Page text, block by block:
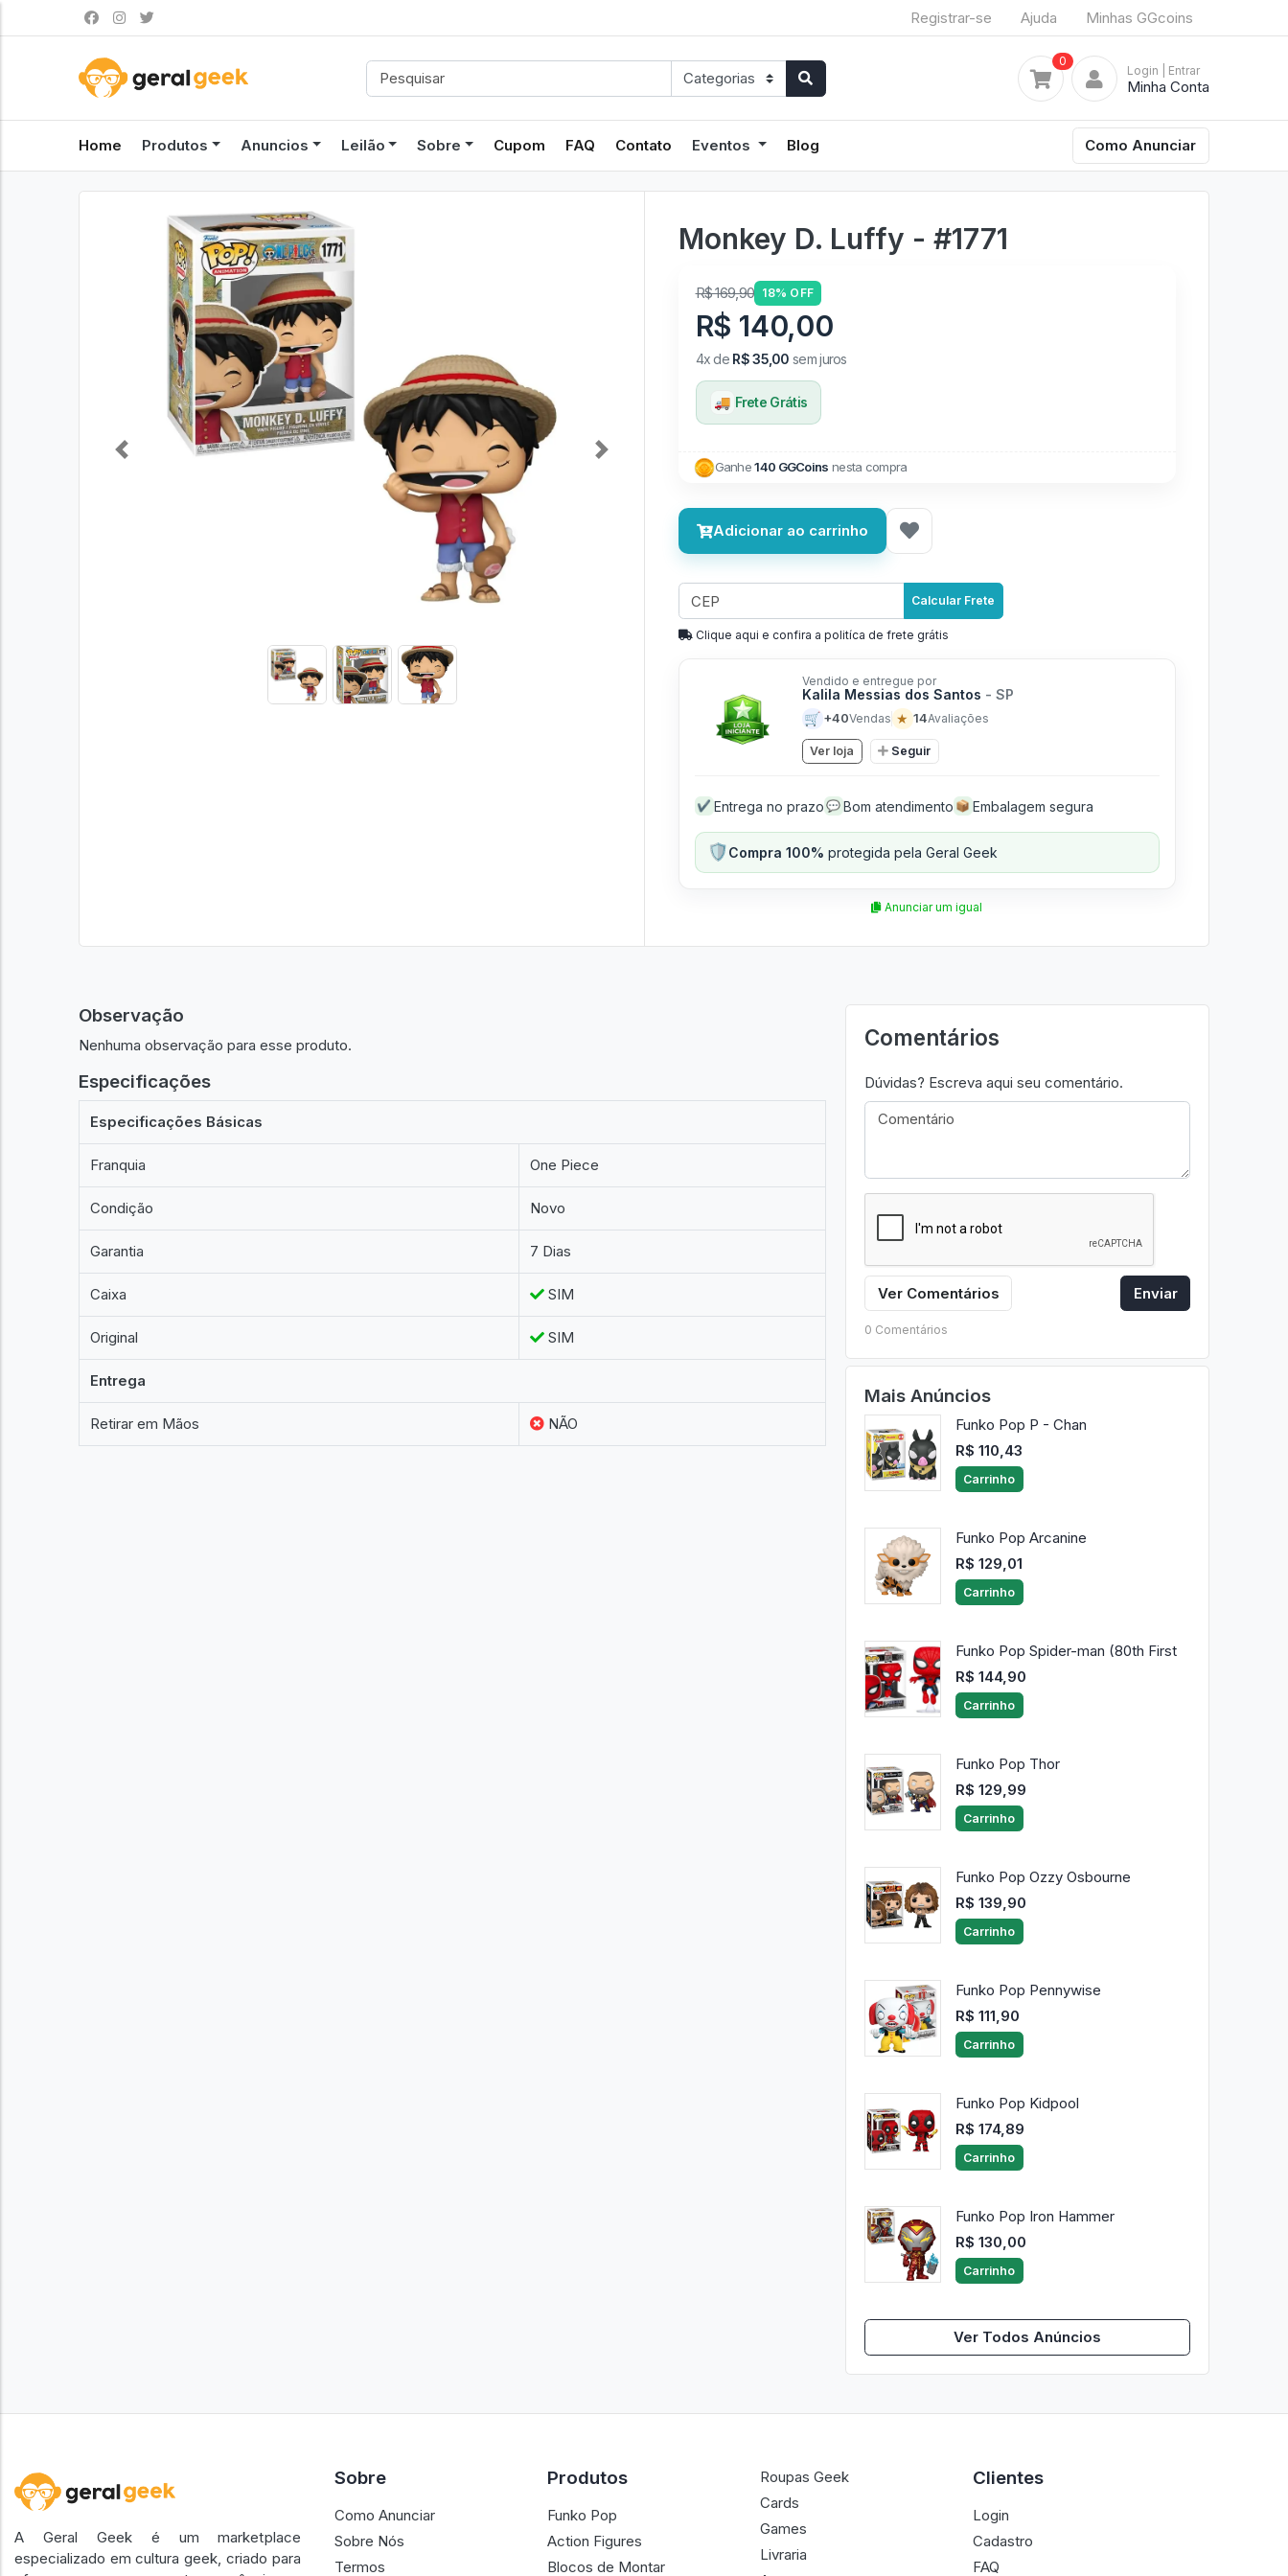
Registrar-se Ajuda Minhas GGcoins
0
Login | Entrar
Minha Conta
Home Produtos Anuncios Leilão Sobre Cupom FAQ Contato Eventos Blog Como Anunciar
Previous Next
Monkey D. Luffy - #1771
R$ 169,90 18% OFF
R$ 140,00
4x de R$ 35,00 sem juros
🚚 Frete Grátis
Ganhe140 GGCoins nesta compra
Adicionar ao carrinho
Calcular Frete
Clique aqui e confira a politíca de frete grátis
Vendido e entregue por
Kalila Messias dos Santos - SP
🛒 +40Vendas ★ 14Avaliações
Ver loja Seguir
✔ Entrega no prazo 💬 Bom atendimento 📦 Embalagem segura
🛡️Compra 100% protegida pela Geral Geek
Anunciar um igual
Observação
Nenhuma observação para esse produto.
Especificações
Especificações Básicas
Franquia One Piece
Condição Novo
Garantia 7 Dias
Caixa SIM
Original SIM
Entrega
Retirar em Mãos NÃO
Comentários
Dúvidas? Escreva aqui seu comentário.
Ver Comentários Enviar
0 Comentários
Mais Anúncios
Funko Pop P - Chan
R$ 110,43
Carrinho
Funko Pop Arcanine
R$ 129,01
Carrinho
Funko Pop Spider-man (80th First
R$ 144,90
Carrinho
Funko Pop Thor
R$ 129,99
Carrinho
Funko Pop Ozzy Osbourne
R$ 139,90
Carrinho
Funko Pop Pennywise
R$ 111,90
Carrinho
Funko Pop Kidpool
R$ 174,89
Carrinho
Funko Pop Iron Hammer
R$ 130,00
Carrinho
Ver Todos Anúncios
A Geral Geek é um marketplace
especializado em cultura geek, criado para
Sobre
Como Anunciar
Sobre Nós
Termos
Produtos
Funko Pop
Action Figures
Blocos de Montar
Roupas Geek
Cards
Games
Livraria
Clientes
Login
Cadastro
FAQ